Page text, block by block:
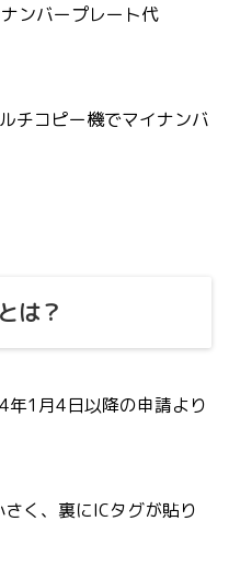
ンバープレート代
チコピー機でマイナンバ
は？
1月4日以降の申請より
く、裏にICタグが貼り